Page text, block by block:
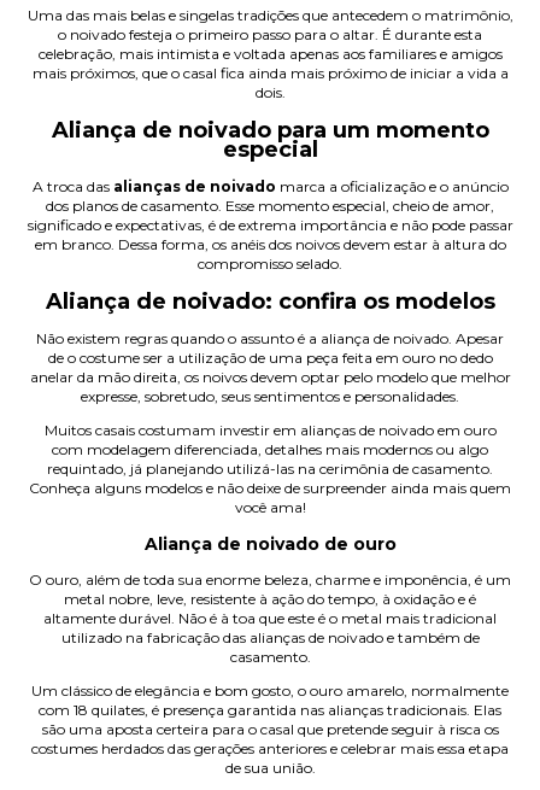
Uma das mais belas e singelas tradições que antecedem o matrimônio,
o noivado festeja o primeiro passo para o altar. É durante esta
celebração, mais intimista e voltada apenas aos familiares e amigos
mais próximos, que o casal fica ainda mais próximo de iniciar a vida a
dois.
Aliança de noivado para um momento
especial
A troca das alianças de noivado marca a oficialização e o anúncio
dos planos de casamento. Esse momento especial, cheio de amor,
significado e expectativas, é de extrema importância e não pode passar
em branco. Dessa forma, os anéis dos noivos devem estar à altura do
compromisso selado.
Aliança de noivado: confira os modelos
Não existem regras quando o assunto é a aliança de noivado. Apesar
de o costume ser a utilização de uma peça feita em ouro no dedo
anelar da mão direita, os noivos devem optar pelo modelo que melhor
expresse, sobretudo, seus sentimentos e personalidades.
Muitos casais costumam investir em alianças de noivado em ouro
com modelagem diferenciada, detalhes mais modernos ou algo
requintado, já planejando utilizá-las na cerimônia de casamento.
Conheça alguns modelos e não deixe de surpreender ainda mais quem
você ama!
Aliança de noivado de ouro
O ouro, além de toda sua enorme beleza, charme e imponência, é um
metal nobre, leve, resistente à ação do tempo, à oxidação e é
altamente durável. Não é à toa que este é o metal mais tradicional
utilizado na fabricação das alianças de noivado e também de
casamento.
Um clássico de elegância e bom gosto, o ouro amarelo, normalmente
com 18 quilates, é presença garantida nas alianças tradicionais . Elas
são uma aposta certeira para o casal que pretende seguir à risca os
costumes herdados das gerações anteriores e celebrar mais essa etapa
de sua união.